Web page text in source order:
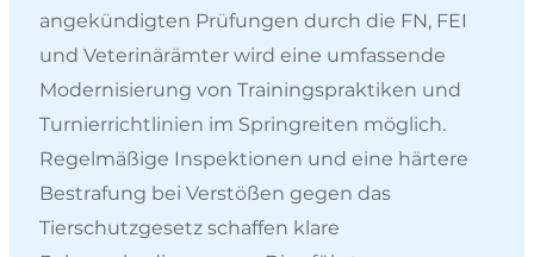
angekündigten Prüfungen durch die FN, FEI
und Veterinärämter wird eine umfassende
Modernisierung von Trainingspraktiken und
Turnierrichtlinien im Springreiten möglich.
Regelmäßige Inspektionen und eine härtere
Bestrafung bei Verstößen gegen das
Tierschutzgesetz schaffen klare